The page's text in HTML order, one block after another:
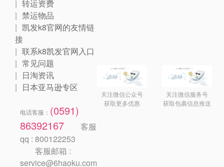
转运资费
禁运物品
凯发k8官网的友情链
接
联系k8凯发官网入口
常见问题
日淘资讯
日本亚马逊专区
电话客服： (0591)
86392167
客服
qq : 800122253
客服邮箱 :
service@6haoku.com
关注微信公众号
获取更多优惠
关注微信服务号
获取包裹信息推送